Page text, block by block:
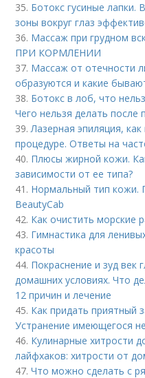
35. Ботокс гусиные лапки.
зоны вокруг глаз
36. Массаж при грудном
ПРИ КОРМЛЕНИИ
37. Массаж от отечности
образуются и какие
38. Ботокс в лоб, что
Чего нельзя делать после
39.Лазерная эпиляция,
процедуре. Ответы на
40. Плюсы жирной кожи.
зависимости от ее типа?
41. Нормальный тип кожи.
BeautyCab
42. Как очистить морские
43. Гимнастика для
красоты
44. Покраснение и зуд век
домашних условиях. Что
12 причин и лечение
45. Как придать приятный
Устранение имеющегося
46. Кулинарные хитрости
лайфхаков: хитрости от
47.Что можно сделать с